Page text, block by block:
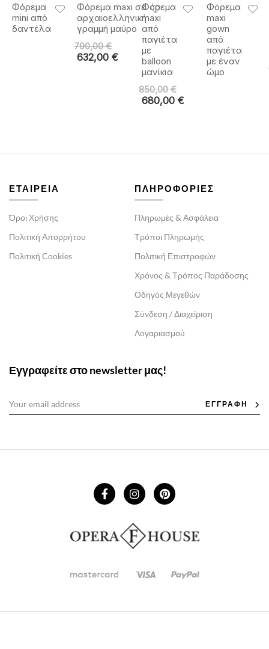
Φόρεμα
mini από
δαντέλα
Φόρεμα maxi σε
αρχαιοελληνική
γραμμή μαύρο
790,00€
632,00€
Φόρεμα
maxi
από
παγιέτα
με
balloon
μανίκια
850,00€
680,00€
Φόρεμα
maxi
gown
από
παγιέτα
με έναν
ώμο
ΕΤΑΙΡΕΙΑ
Όροι Χρήσης
Πολιτική Απορρήτου
Πολιτική Cookies
ΠΛΗΡΟΦΟΡΙΕΣ
Πληρωμές & Ασφάλεια
Τρόποι Πληρωμής
Πολιτική Επιστροφών
Χρόνος & Τρόπος Παράδοσης
Οδηγός Μεγεθών
Σύνδεση / Διαχείριση
Λογαριασμού
Εγγραφείτε στο newsletter μας!
ΕΓΓΡΑΦΗ